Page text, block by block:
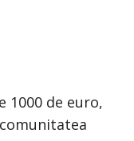
1000 de euro,